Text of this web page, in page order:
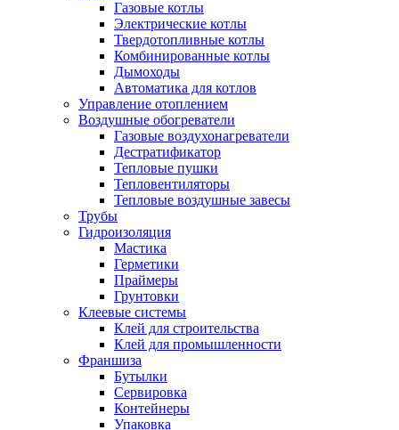
Газовые котлы
Электрические котлы
Твердотопливные котлы
Комбинированные котлы
Дымоходы
Автоматика для котлов
Управление отоплением
Воздушные обогреватели
Газовые воздухонагреватели
Дестратификатор
Тепловые пушки
Тепловентиляторы
Тепловые воздушные завесы
Трубы
Гидроизоляция
Мастика
Герметики
Праймеры
Грунтовки
Клеевые системы
Клей для строительства
Клей для промышленности
Франшиза
Бутылки
Сервировка
Контейнеры
Упаковка